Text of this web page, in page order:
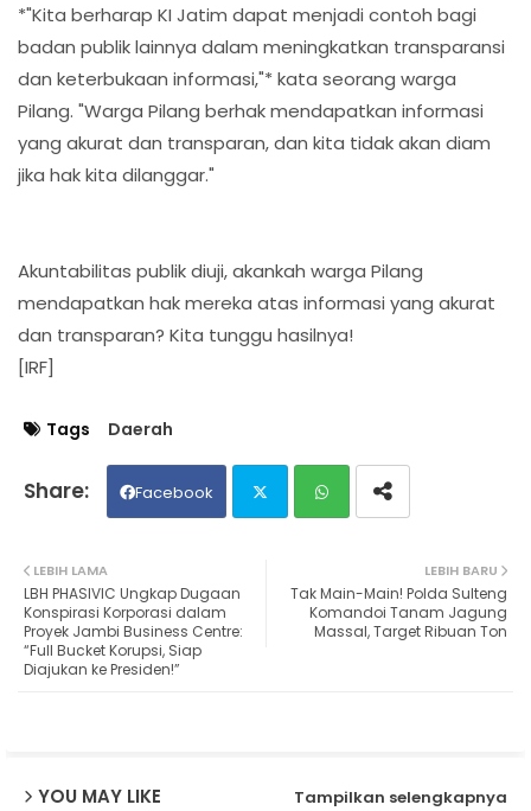
*"Kita berharap KI Jatim dapat menjadi contoh bagi
badan publik lainnya dalam meningkatkan transparansi
dan keterbukaan informasi,"* kata seorang warga
Pilang. "Warga Pilang berhak mendapatkan informasi
yang akurat dan transparan, dan kita tidak akan diam
jika hak kita dilanggar."
Akuntabilitas publik diuji, akankah warga Pilang
mendapatkan hak mereka atas informasi yang akurat
dan transparan? Kita tunggu hasilnya!
[IRF]
Tags Daerah
Facebook
ats
LEBIH BARU
Tak Main-Main! Polda Sulteng
Komandoi Tanam Jagung
Massal, Target Ribuan Ton
LEBIH LAMA
LBH PHASIVIC Ungkap Dugaan
Konspirasi Korporasi dalam
Proyek Jambi Business Centre:
“Full Bucket Korupsi, Siap
Diajukan ke Presiden!”
YOU MAY LIKE Tampilkan selengkapnya